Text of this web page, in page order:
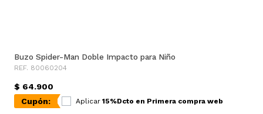
Buzo Spider-Man Doble Impacto para Niño
REF. 80060204
$ 64.900
Cupón:
Aplicar 15%Dcto en Primera compra web